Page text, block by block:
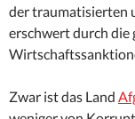
der traumatisierten
erschwert durch die
Zwar ist das Land